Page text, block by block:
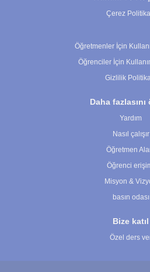
Çerez
Öğretmenler İçin
Öğrenciler İçin
Gizlilik
Daha fazlasını
Yardım
Nasıl çalışır
Öğretmen
Öğrenci
Misyon &
basın odası
Bize katıl
Özel ders